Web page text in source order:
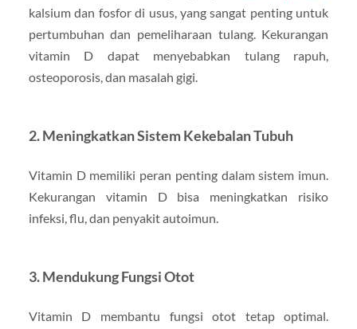
kalsium dan fosfor di usus, yang sangat penting untuk
pertumbuhan dan pemeliharaan tulang. Kekurangan
vitamin D dapat menyebabkan tulang rapuh,
osteoporosis, dan masalah gigi.
2. Meningkatkan Sistem Kekebalan Tubuh
Vitamin D memiliki peran penting dalam sistem imun.
Kekurangan vitamin D bisa meningkatkan risiko
infeksi, flu, dan penyakit autoimun.
3. Mendukung Fungsi Otot
Vitamin D membantu fungsi otot tetap optimal.